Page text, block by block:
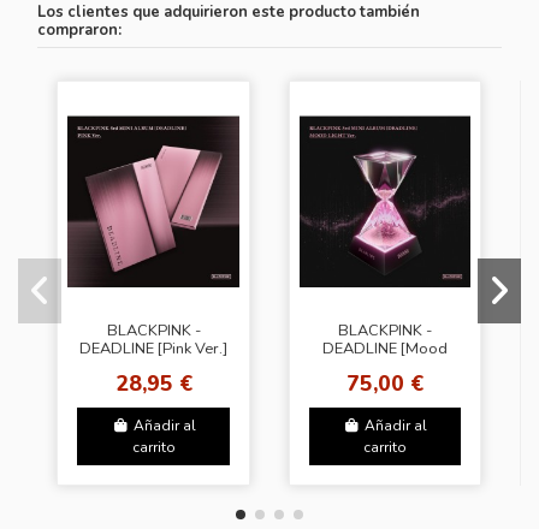
Los clientes que adquirieron este producto también
compraron:
BLACKPINK -
DEADLINE [Pink Ver.]
28,95 €
Añadir al
carrito
BLACKPINK -
DEADLINE [Mood
75,00 €
Añadir al
carrito